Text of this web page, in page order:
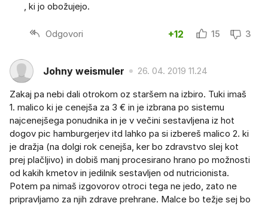
, ki jo obožujejo.
Odgovori +12 15 3
Johny weismuler 26. 04. 2019 11.24
Zakaj pa nebi dali otrokom oz staršem na izbiro. Tuki imaš
1. malico ki je cenejša za 3 € in je izbrana po sistemu
najcenejšega ponudnika in je v večini sestavljena iz hot
dogov pic hamburgerjev itd lahko pa si izbereš malico 2. ki
je dražja (na dolgi rok cenejša, ker bo zdravstvo slej kot
prej plačljivo) in dobiš manj procesirano hrano po možnosti
od kakih kmetov in jedilnik sestavljen od nutricionista.
Potem pa nimaš izgovorov otroci tega ne jedo, zato ne
pripravljamo za njih zdrave prehrane. Malce bo težje sej bo